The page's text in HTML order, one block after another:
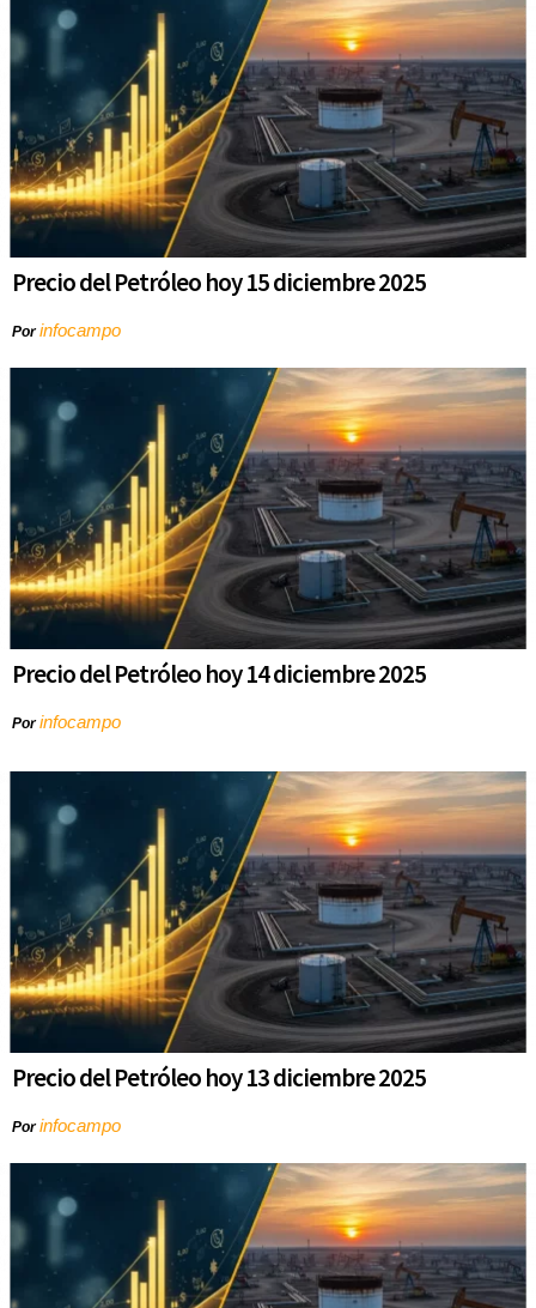
Precio del Petróleo hoy 15 diciembre 2025
Porinfocampo
Precio del Petróleo hoy 14 diciembre 2025
Porinfocampo
Precio del Petróleo hoy 13 diciembre 2025
Porinfocampo